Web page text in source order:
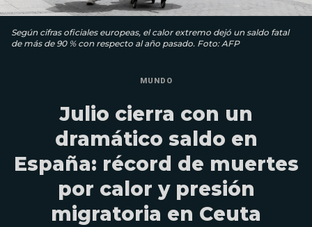
Según cifras oficiales europeas, el calor extremo dejó un saldo fatal
de más de 90 % con respecto al año pasado. Foto: AFP
MUNDO
Julio cierra con un
dramático saldo en
España: récord de muertes
por calor y presión
migratoria en Ceuta